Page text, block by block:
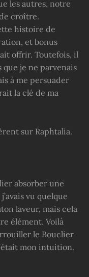
les autres, notre
croître.
histoire de
et bonus
offrir. Toutefois, il
que je ne parvenais
à me persuader
la clé de ma
sur Raphtalia.
absorber une
vu quelque
laveur, mais cela
élément. Voilà
le Bouclier
mon intuition.